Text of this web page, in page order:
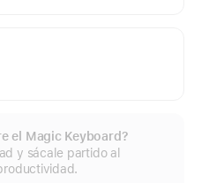
el Magic Keyboard?
y sácale partido al